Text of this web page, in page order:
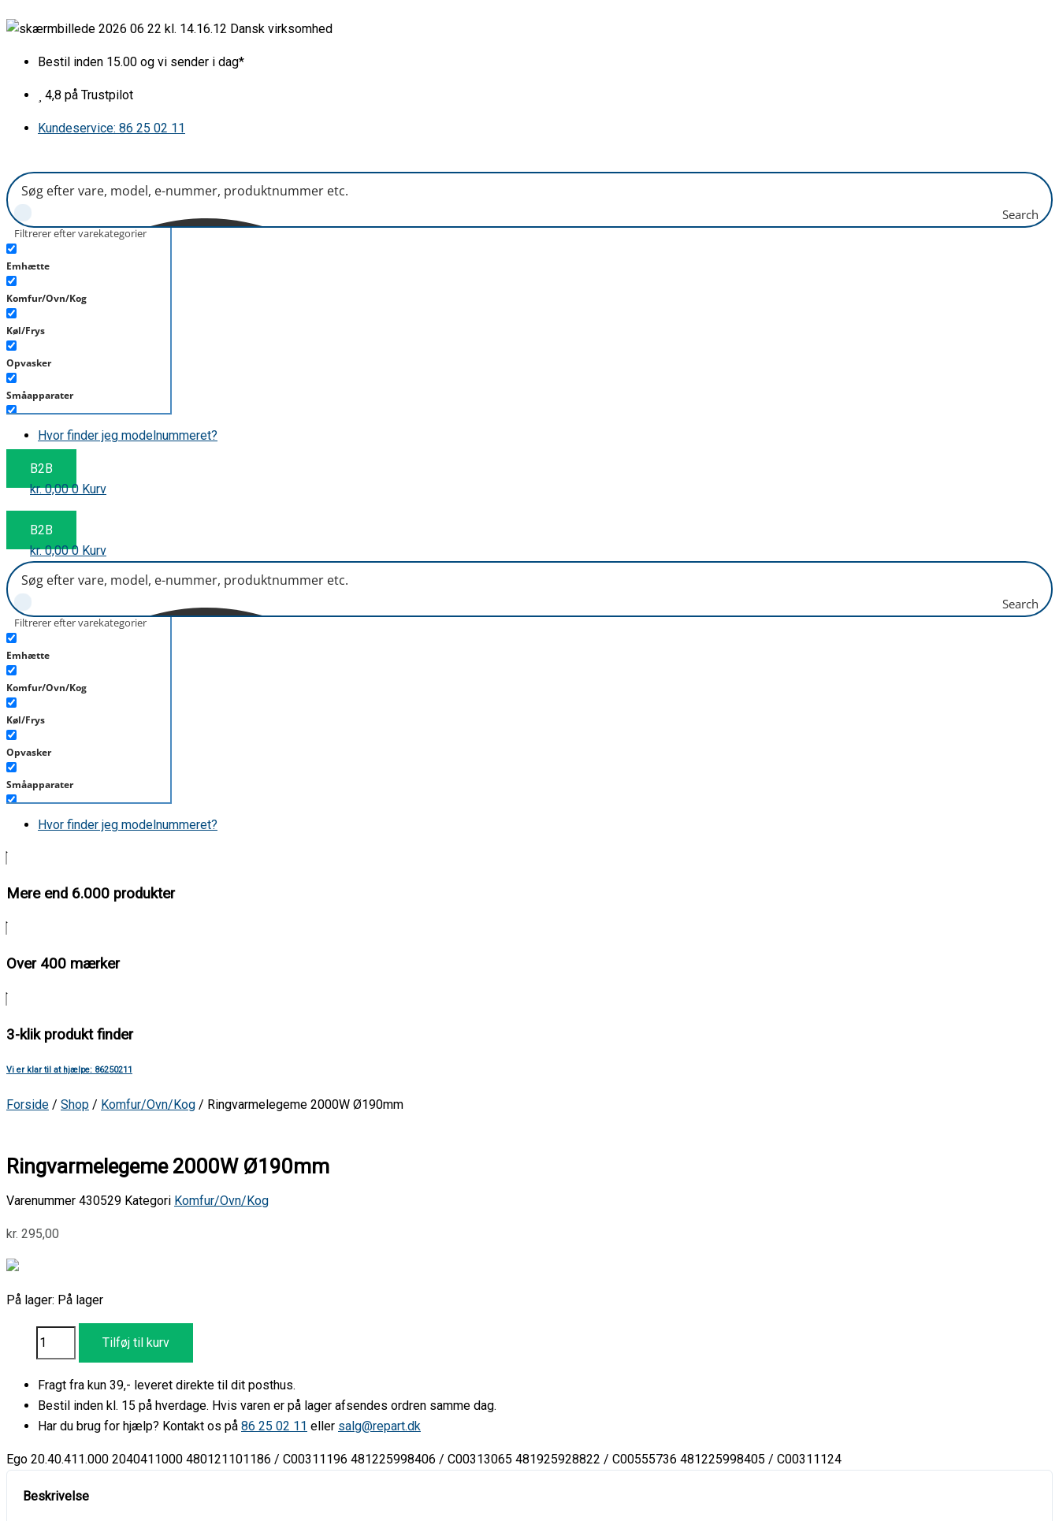
til
Dansk virksomhed
Bestil inden 15.00 og vi sender i dag*
4,8 på Trustpilot
Kundeservice: 86 25 02 11
Search
Filtrerer efter varekategorier
Emhætte
Komfur/Ovn/Kog
Køl/Frys
Opvasker
Småapparater
Støvsuger
Tilbehør/Plejemidler
Vaskemaskine
Hvor finder jeg modelnummeret?
B2B
kr.0,00 0 Kurv
B2B
kr.0,00 0 Kurv
Search
Filtrerer efter varekategorier
Emhætte
Komfur/Ovn/Kog
Køl/Frys
Opvasker
Småapparater
Støvsuger
Tørretumbler
Hvor finder jeg modelnummeret?
Mere end 6.000 produkter
Over 400 mærker
3-klik produkt finder
Vi er klar til at hjælpe: 86250211
Forside / Shop / Komfur/Ovn/Kog / Ringvarmelegeme 2000W Ø190mm
Ringvarmelegeme 2000W Ø190mm
Varenummer 430529 Kategori Komfur/Ovn/Kog
kr. 295,00
På lager: På lager
2000W
Tilføj til kurv
Fragt fra kun 39,- leveret direkte til dit posthus.
Bestil inden kl. 15 på hverdage. Hvis varen er på lager afsendes ordren samme dag.
Har du brug for hjælp? Kontakt os på 86 25 02 11 eller salg@repart.dk
Ego 20.40.411.000 2040411000 480121101186 / C00311196 481225998406 / C00313065 481925928822 / C00555736 481225998405 / C00311124